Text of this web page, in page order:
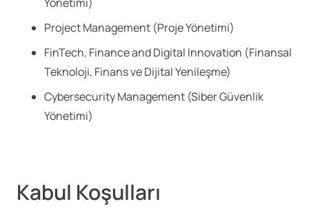
Project Management (Proje Yönetimi)
FinTech, Finance and Digital Innovation (Finansal
Teknoloji, Finans ve Dijital Yenileşme)
Cybersecurity Management (Siber Güvenlik
Yönetimi)
Kabul Koşulları